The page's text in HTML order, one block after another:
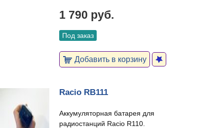
1 790 руб.
Под заказ
Добавить в корзину
Racio RB111
Аккумуляторная батарея для
радиостанций Racio R110.